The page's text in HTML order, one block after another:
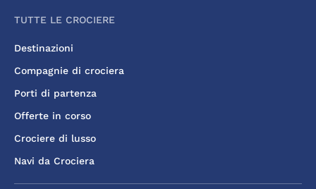
TUTTE LE CROCIERE
Destinazioni
Compagnie di crociera
Porti di partenza
Offerte in corso
Crociere di lusso
Navi da Crociera